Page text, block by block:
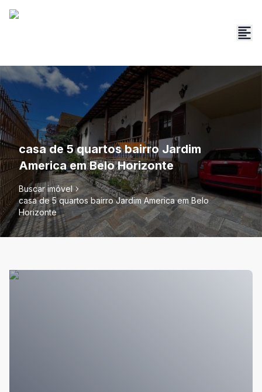
casa de 5 quartos bairro Jardim
America em Belo Horizonte
Buscar imóvel
casa de 5 quartos bairro Jardim America em Belo
Horizonte